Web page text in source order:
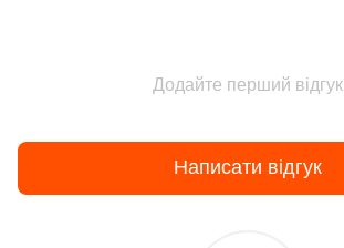
Додайте перший відгук
Написати відгук